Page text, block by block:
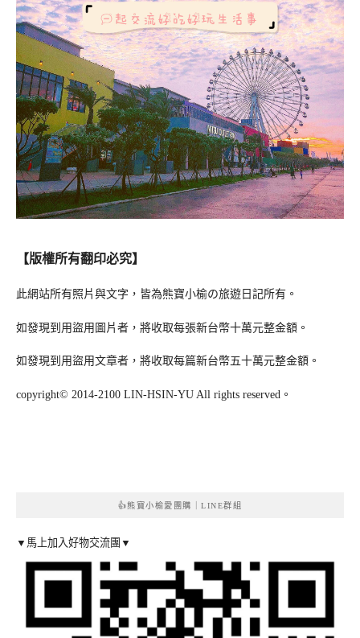
【版權所有翻印必究】
此網站所有照片與文字，皆為熊寶小榆の旅遊日記所有。
如發現到用盜用圖片者，將收取每張新台幣十萬元整金額。
如發現到用盜用文章者，將收取每篇新台幣五十萬元整金額。
copyright© 2014-2100 LIN-HSIN-YU All rights reserved。
👍熊寶小榆愛團購｜LINE群組
▼馬上加入好物交流團▼